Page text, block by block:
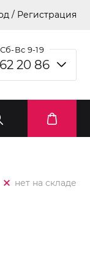
/ Регистрация
Вс 9-19
20 86
нет на складе